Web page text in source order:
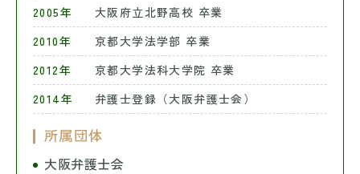
2005年
大阪府立北野高校 卒業
2010年
京都大学法学部 卒業
2012年
京都大学法科大学院 卒業
2014年
弁護士登録（大阪弁護士会）
所属団体
大阪弁護士会